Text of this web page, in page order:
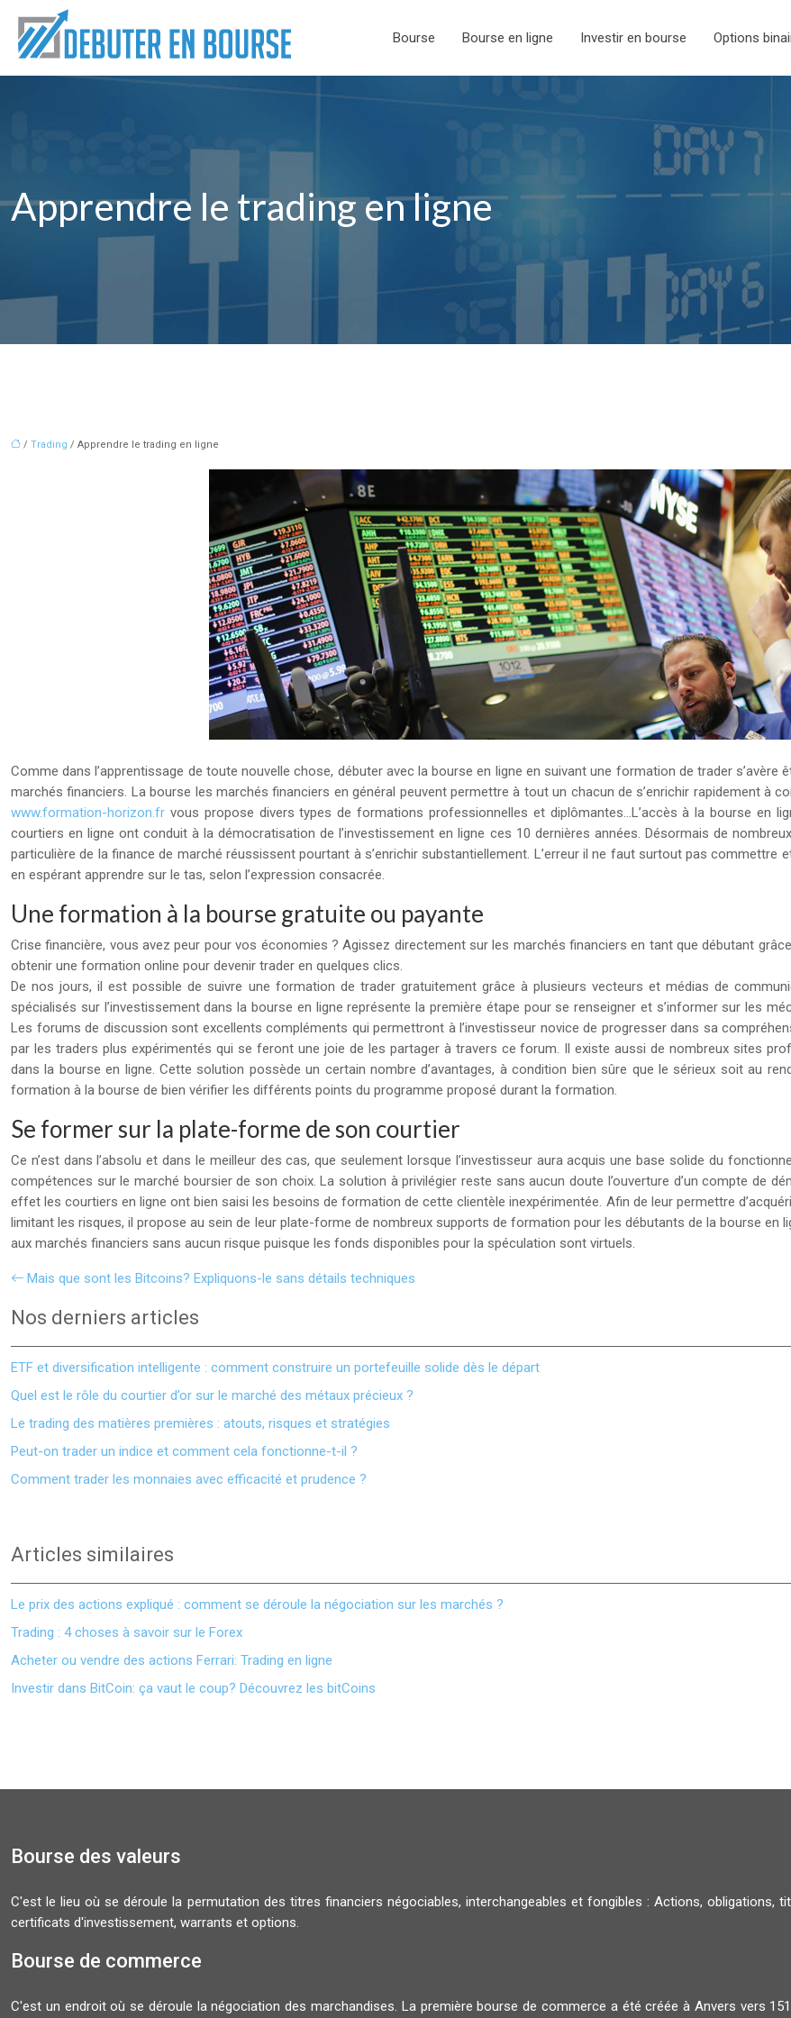
Bourse Bourse en ligne Investir en bourse Options
Apprendre le trading en ligne
/ Trading / Apprendre le trading en ligne
Comme dans l’apprentissage de toute nouvelle chose, débuter avec la bourse en ligne en suivant une formation de trader s’avère
marchés financiers. La bourse les marchés financiers en général peuvent permettre à tout un chacun de s’enrichir rapidement à
www.formation-horizon.fr vous propose divers types de formations professionnelles et diplômantes…L’accès à la bourse en
courtiers en ligne ont conduit à la démocratisation de l’investissement en ligne ces 10 dernières années. Désormais de
particulière de la finance de marché réussissent pourtant à s’enrichir substantiellement. L’erreur il ne faut surtout pas commettre
en espérant apprendre sur le tas, selon l’expression consacrée.
Une formation à la bourse gratuite ou payante
Crise financière, vous avez peur pour vos économies ? Agissez directement sur les marchés financiers en tant que débutant
obtenir une formation online pour devenir trader en quelques clics.
De nos jours, il est possible de suivre une formation de trader gratuitement grâce à plusieurs vecteurs et médias de
spécialisés sur l’investissement dans la bourse en ligne représente la première étape pour se renseigner et s’informer sur les
Les forums de discussion sont excellents compléments qui permettront à l’investisseur novice de progresser dans sa
par les traders plus expérimentés qui se feront une joie de les partager à travers ce forum. Il existe aussi de nombreux sites
dans la bourse en ligne. Cette solution possède un certain nombre d’avantages, à condition bien sûre que le sérieux soit au
formation à la bourse de bien vérifier les différents points du programme proposé durant la formation.
Se former sur la plate-forme de son courtier
Ce n’est dans l’absolu et dans le meilleur des cas, que seulement lorsque l’investisseur aura acquis une base solide du
compétences sur le marché boursier de son choix. La solution à privilégier reste sans aucun doute l’ouverture d’un compte de
effet les courtiers en ligne ont bien saisi les besoins de formation de cette clientèle inexpérimentée. Afin de leur permettre
limitant les risques, il propose au sein de leur plate-forme de nombreux supports de formation pour les débutants de la bourse
aux marchés financiers sans aucun risque puisque les fonds disponibles pour la spéculation sont virtuels.
Mais que sont les Bitcoins? Expliquons-le sans détails techniques
Nos derniers articles
ETF et diversification intelligente : comment construire un portefeuille solide dès le départ
Quel est le rôle du courtier d’or sur le marché des métaux précieux ?
Le trading des matières premières : atouts, risques et stratégies
Peut-on trader un indice et comment cela fonctionne-t-il ?
Comment trader les monnaies avec efficacité et prudence ?
Articles similaires
Le prix des actions expliqué : comment se déroule la négociation sur les marchés ?
Trading : 4 choses à savoir sur le Forex
Acheter ou vendre des actions Ferrari: Trading en ligne
Investir dans BitCoin: ça vaut le coup? Découvrez les bitCoins
Bourse des valeurs
C'est le lieu où se déroule la permutation des titres financiers négociables, interchangeables et fongibles : Actions, obligations,
certificats d'investissement, warrants et options.
Bourse de commerce
C'est un endroit où se déroule la négociation des marchandises. La première bourse de commerce a été créée à Anvers vers